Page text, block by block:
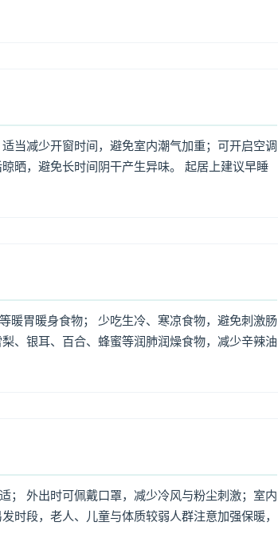
当减少开窗时间，避免室内潮气加重；可开启空调
晒，避免长时间阴干产生异味。 起居上建议早睡
暖胃暖身食物； 少吃生冷、寒凉食物，避免刺激肠
、银耳、百合、蜂蜜等润肺润燥食物，减少辛辣油
； 外出时可佩戴口罩，减少冷风与粉尘刺激；室内
时段，老人、儿童与体质较弱人群注意加强保暖，